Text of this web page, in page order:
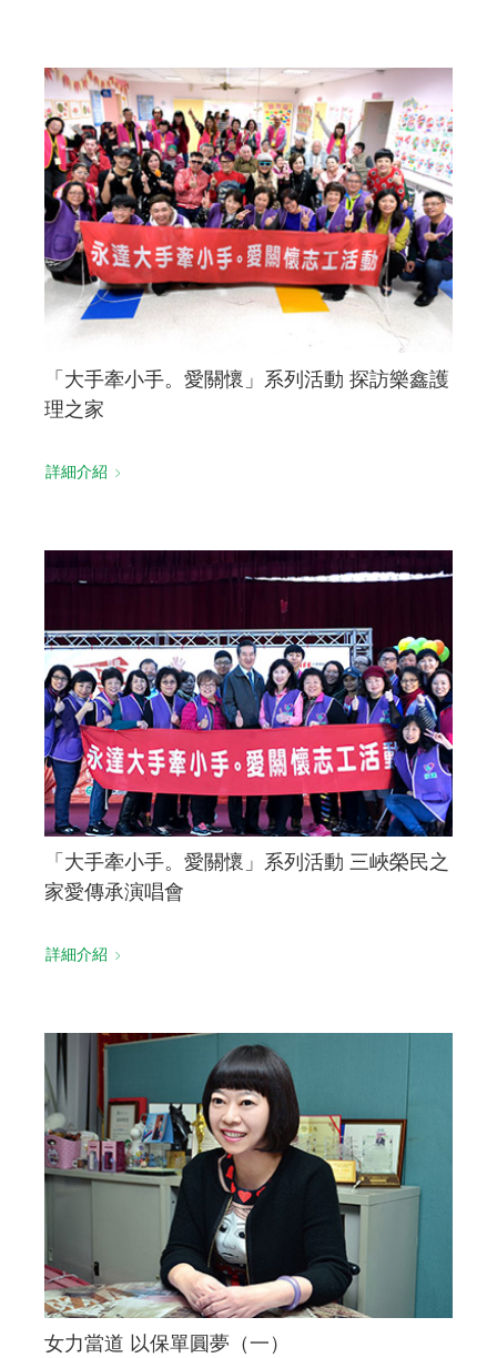
「大手牽小手。愛關懷」系列活動 探訪樂鑫護
理之家
詳細介紹
「大手牽小手。愛關懷」系列活動 三峽榮民之
家愛傳承演唱會
詳細介紹
女力當道 以保單圓夢（一）